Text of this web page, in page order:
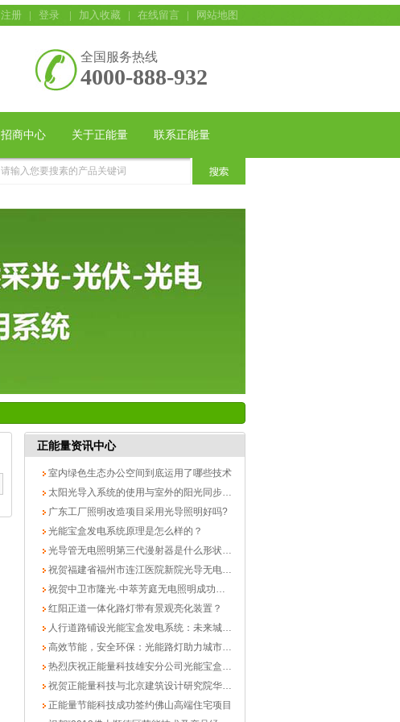
注册 | 登录 | 加入收藏 | 在线留言 | 网站地图
全国服务热线
4000-888-932
招商中心 关于正能量 联系正能量
正能量资讯中心
室内绿色生态办公空间到底运用了哪些技术
太阳光导入系统的使用与室外的阳光同步吗？
广东工厂照明改造项目采用光导照明好吗?
光能宝盒发电系统原理是怎么样的？
光导管无电照明第三代漫射器是什么形状的？
祝贺福建省福州市连江医院新院光导无电照明成功落地
祝贺中卫市隆光·中萃芳庭无电照明成功落地
红阳正道一体化路灯带有景观亮化装置？
人行道路铺设光能宝盒发电系统：未来城市的绿色能源新篇章
高效节能，安全环保：光能路灯助力城市可持续发展
热烈庆祝正能量科技雄安分公司光能宝盒发现系统完美竣工
祝贺正能量科技与北京建筑设计研究院华南中心交流活动圆满成功
正能量节能科技成功签约佛山高端住宅项目